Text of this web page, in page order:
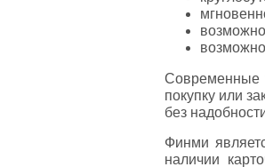
Современные
покупку или
без
Финми
наличии